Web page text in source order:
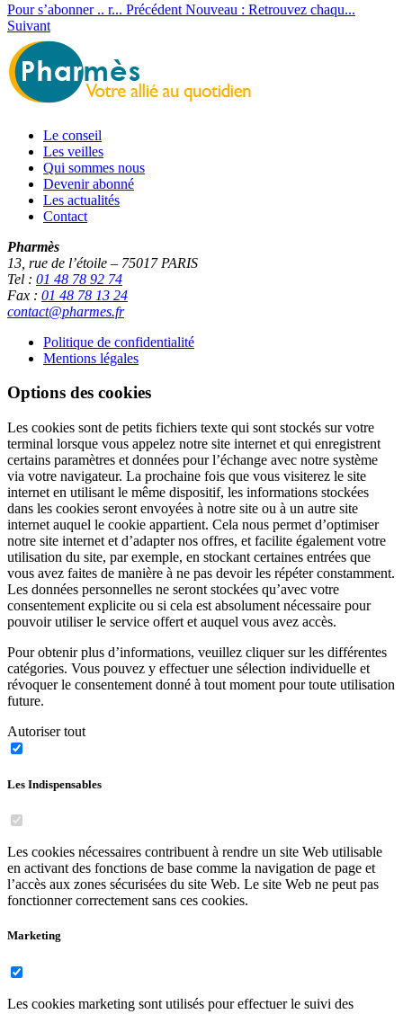
Pour s’abonner .. r... Précédent Nouveau : Retrouvez chaqu...
Suivant
Le conseil
Les veilles
Qui sommes nous
Devenir abonné
Les actualités
Contact
Pharmès
13, rue de l’étoile – 75017 PARIS
Tel : 01 48 78 92 74
Fax : 01 48 78 13 24
contact@pharmes.fr
Politique de confidentialité
Mentions légales
Options des cookies
Les cookies sont de petits fichiers texte qui sont stockés sur votre
terminal lorsque vous appelez notre site internet et qui enregistrent
certains paramètres et données pour l’échange avec notre système
via votre navigateur. La prochaine fois que vous visiterez le site
internet en utilisant le même dispositif, les informations stockées
dans les cookies seront envoyées à notre site ou à un autre site
internet auquel le cookie appartient. Cela nous permet d’optimiser
notre site internet et d’adapter nos offres, et facilite également votre
utilisation du site, par exemple, en stockant certaines entrées que
vous avez faites de manière à ne pas devoir les répéter constamment.
Les données personnelles ne seront stockées qu’avec votre
consentement explicite ou si cela est absolument nécessaire pour
pouvoir utiliser le service offert et auquel vous avez accès.
Pour obtenir plus d’informations, veuillez cliquer sur les différentes
catégories. Vous pouvez y effectuer une sélection individuelle et
révoquer le consentement donné à tout moment pour toute utilisation
future.
Autoriser tout
Les Indispensables
Les cookies nécessaires contribuent à rendre un site Web utilisable
en activant des fonctions de base comme la navigation de page et
l’accès aux zones sécurisées du site Web. Le site Web ne peut pas
fonctionner correctement sans ces cookies.
Marketing
Les cookies marketing sont utilisés pour effectuer le suivi des